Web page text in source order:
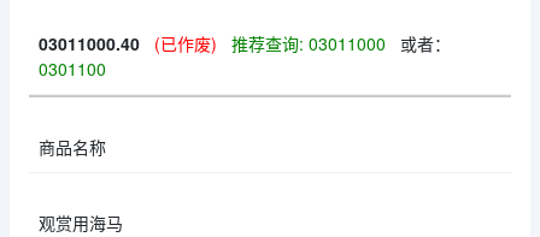
03011000.40 (已作废) 推荐查询: 03011000 或者：
0301100
商品名称
观赏用海马